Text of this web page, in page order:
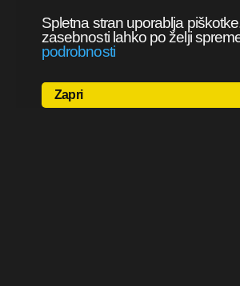
Spletna stran uporablja
zasebnosti lahko po želji
podrobnosti
Zapri